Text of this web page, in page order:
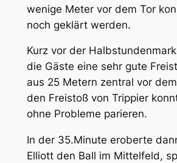
wenige Meter vor dem Tor
noch geklärt werden.
Kurz vor der
die Gäste eine sehr gute
aus 25 Metern zentral vor
den Freistoß von Trippier
ohne Probleme parieren.
In der 35.Minute eroberte
Elliott den Ball im Mittelfeld,